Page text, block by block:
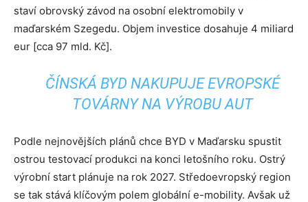
staví obrovský závod na osobní elektromobily v
maďarském Szegedu. Objem investice dosahuje 4 miliard
eur [cca 97 mld. Kč].
ČÍNSKÁ BYD NAKUPUJE EVROPSKÉ
TOVÁRNY NA VÝROBU AUT
Podle nejnovějších plánů chce BYD v Maďarsku spustit
ostrou testovací produkci na konci letošního roku. Ostrý
výrobní start plánuje na rok 2027. Středoevropský region
se tak stává klíčovým polem globální e-mobility. Avšak už